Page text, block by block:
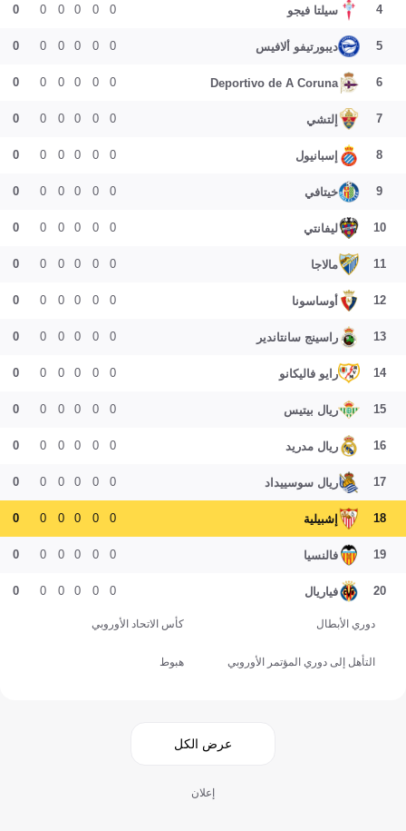
4 سيلتا فيجو 0
0
0
0
0
0
5 ديبورتيفو ألافيس 0
0
0
0
0
0
6
Deportivo de A Coruna
0
0
0
0
0
0
7 إلتشي 0
0
0
0
0
0
8 إسبانيول 0
0
0
0
0
0
9 خيتافي 0
0
0
0
0
0
10 ليفانتي 0
0
0
0
0
0
11 مالاجا 0
0
0
0
0
0
12 أوساسونا 0
0
0
0
0
0
13 راسينج سانتاندير 0
0
0
0
0
0
14 رايو فاليكانو 0
0
0
0
0
0
15 ريال بيتيس 0
0
0
0
0
0
16 ريال مدريد 0
0
0
0
0
0
17 ريال سوسييداد 0
0
0
0
0
0
18 إشبيلية 0
0
0
0
0
0
19 فالنسيا 0
0
0
0
0
0
20 فياريال 0
0
0
0
0
0
دوري الأبطال كأس الاتحاد الأوروبي
التأهل إلى دوري المؤتمر الأوروبي هبوط
عرض الكل
إعلان